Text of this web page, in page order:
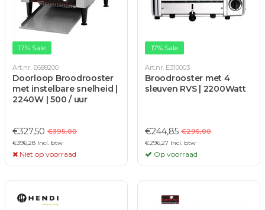
17% Sale
Art.nr. E688200
Doorloop Broodrooster
met instelbare snelheid |
2240W | 500 / uur
€327,50 €395,00
€396,28 Incl. btw
Niet op voorraad
17% Sale
Art.nr. E310003
Broodrooster met 4
sleuven RVS | 2200Watt
€244,85 €295,00
€296,27 Incl. btw
Op voorraad